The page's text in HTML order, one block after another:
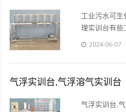
工业污水可生
理实训台有些
因为含有难生
2024-06-07
气浮实训台,气浮溶气实训台
气浮实训台,